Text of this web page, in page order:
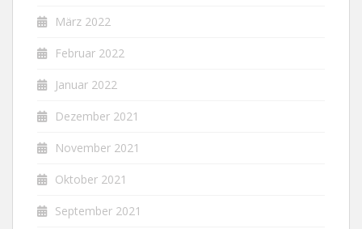
März 2022
Februar 2022
Januar 2022
Dezember 2021
November 2021
Oktober 2021
September 2021